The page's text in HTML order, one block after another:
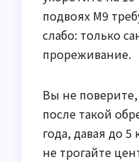
подвоях M9
слабо: только
прореживание.
Вы не
после такой
года, давая до 5
не трогайте